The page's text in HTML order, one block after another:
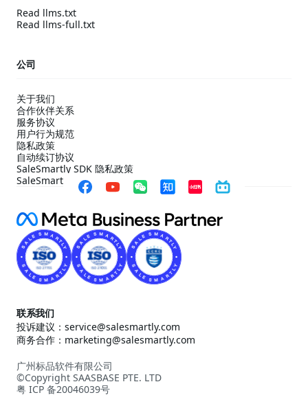
Read llms.txt
Read llms-full.txt
公司
关于我们
合作伙伴关系
服务协议
用户行为规范
隐私政策
自动续订协议
SaleSmartly SDK 隐私政策
SaleSmartly SDK 合规配置指引
联系我们
投诉建议：service@salesmartly.com
商务合作：marketing@salesmartly.com
广州标品软件有限公司
©Copyright SAASBASE PTE. LTD
粤 ICP 备20046039号